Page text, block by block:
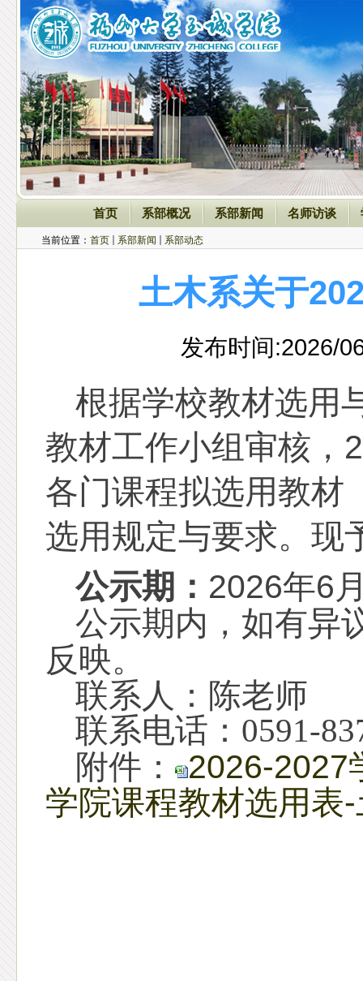
首页 系部概况 系部新闻 名师访谈
当前位置： 首页 系部新闻 系部动态
土木系关于
发布时间:2026/
根据学校教材选用
教材工作小组审核，
各门课程拟选用教材
选用规定与要求。现
公示期： 2026年6
公示期内，如有异
反映。
联系人：陈老师
联系电话： 0591-
附件：
2026-2027
学院课程教材选用表